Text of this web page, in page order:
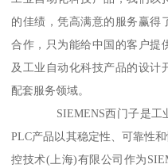
的佳绩，凭高满意的服务赢得
合作，只为能给中国的客户提
及工业自动化科技产品的设计
配套服务领域。
SIEMENS西门子是工业
PLC产品以其稳定性、可靠性
控技术(上海)有限公司作为